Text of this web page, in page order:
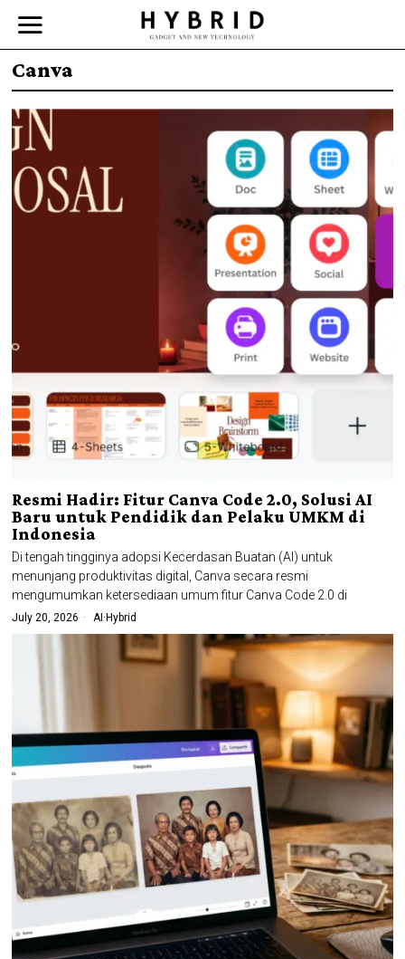
Canva
Resmi Hadir: Fitur Canva Code 2.0, Solusi AI
Baru untuk Pendidik dan Pelaku UMKM di
Indonesia
Di tengah tingginya adopsi Kecerdasan Buatan (AI) untuk
menunjang produktivitas digital, Canva secara resmi
mengumumkan ketersediaan umum fitur Canva Code 2.0 di
July 20, 2026 AI · Hybrid